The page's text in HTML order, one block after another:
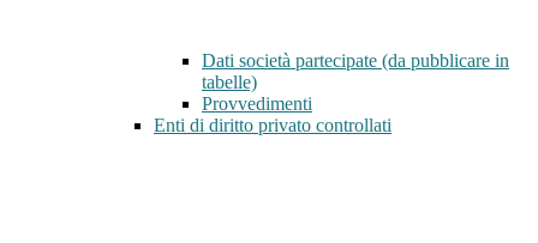
Dati società partecipate (da pubblicare in
tabelle)
Provvedimenti
Enti di diritto privato controllati